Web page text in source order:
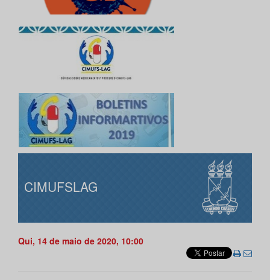
CIMUFSLAG
Qui, 14 de maio de 2020, 10:00